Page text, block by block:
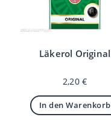
Läkerol Original
2,20€
In den Warenkorb